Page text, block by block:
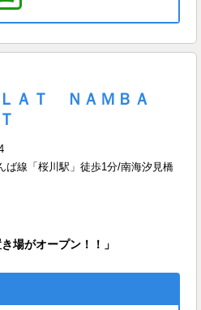
ＬＡＴ ＮＡＭＢＡ
ば線「桜川駅」徒歩1分/南海汐見橋
場がオープン！！」